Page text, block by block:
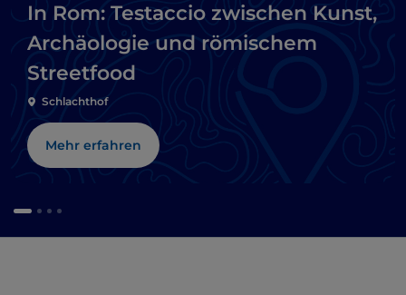
In Rom: Testaccio zwischen Kunst,
Archäologie und römischem
Streetfood
Schlachthof
Mehr erfahren